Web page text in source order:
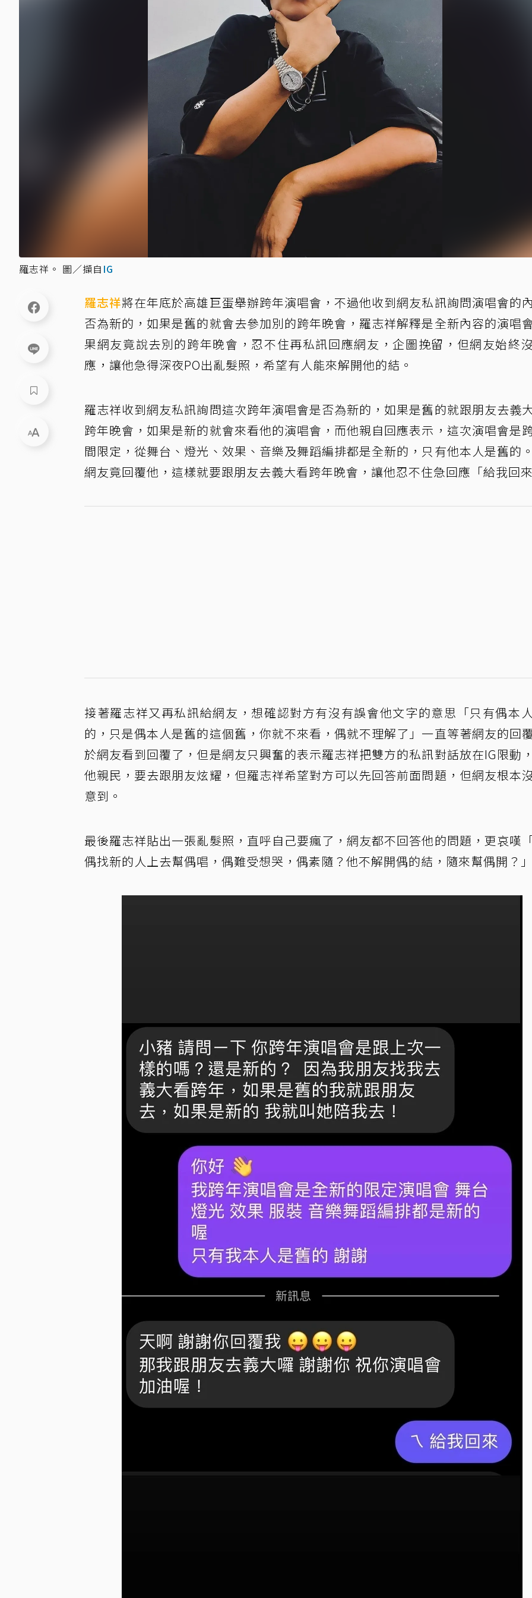
羅志祥。 圖／擷自 IG
羅志祥將在年底於高雄巨蛋舉辦跨年演唱會，不過他收到網友私訊詢問演唱會的
否為新的，如果是舊的就會去參加別的跨年晚會，羅志祥解釋是全新內容的演唱
果網友竟說去別的跨年晚會，忍不住再私訊回應網友，企圖挽留，但網友始終
應，讓他急得深夜PO出亂髮照，希望有人能來解開他的結。
羅志祥收到網友私訊詢問這次跨年演唱會是否為新的，如果是舊的就跟朋友去義
跨年晚會，如果是新的就會來看他的演唱會，而他親自回應表示，這次演唱會是
間限定，從舞台、燈光、效果、音樂及舞蹈編排都是全新的，只有他本人是舊的
網友竟回覆他，這樣就要跟朋友去義大看跨年晚會，讓他忍不住急回應「給我回
接著羅志祥又再私訊給網友，想確認對方有沒有誤會他文字的意思「只有偶本
的，只是偶本人是舊的這個舊，你就不來看，偶就不理解了」一直等著網友的回
於網友看到回覆了，但是網友只興奮的表示羅志祥把雙方的私訊對話放在IG限動
他親民，要去跟朋友炫耀，但羅志祥希望對方可以先回答前面問題，但網友根本
意到。
最後羅志祥貼出一張亂髮照，直呼自己要瘋了，網友都不回答他的問題，更哀嘆
偶找新的人上去幫偶唱，偶難受想哭，偶素隨？他不解開偶的結，隨來幫偶開？」